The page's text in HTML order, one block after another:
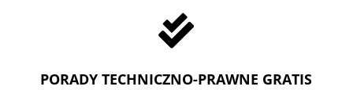

PORADY TECHNICZNO-PRAWNE GRATIS